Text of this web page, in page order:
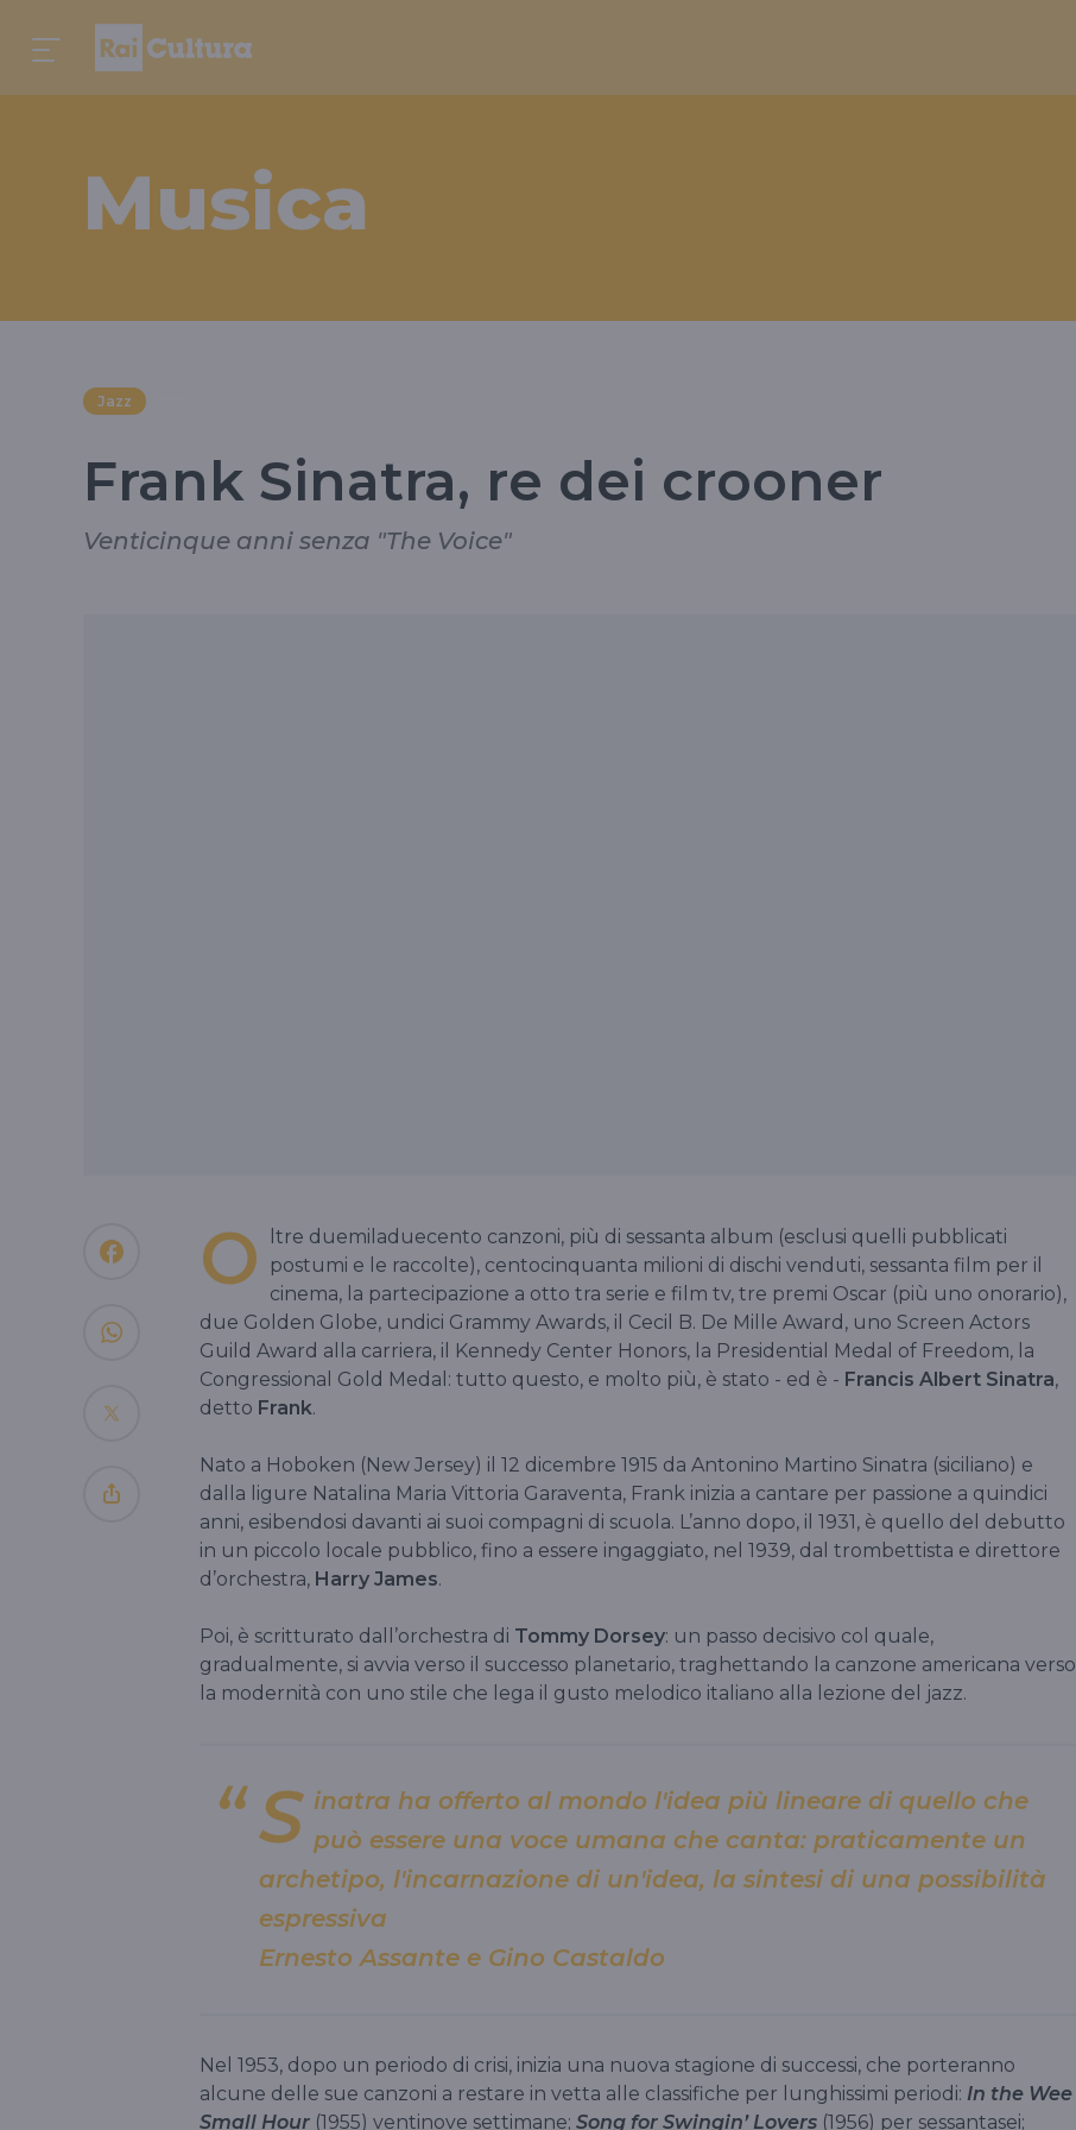
Musica
Jazz
Frank Sinatra, re dei crooner
Venticinque anni senza "The Voice"
O
ltre duemiladuecento canzoni, più di sessanta album (esclusi quelli pubblicati
postumi e le raccolte), centocinquanta milioni di dischi venduti, sessanta film per il
cinema, la partecipazione a otto tra serie e film tv, tre premi Oscar (più uno onorario),
due Golden Globe, undici Grammy Awards, il Cecil B. De Mille Award, uno Screen Actors
Guild Award alla carriera, il Kennedy Center Honors, la Presidential Medal of Freedom, la
Congressional Gold Medal: tutto questo, e molto più, è stato - ed è - Francis Albert Sinatra,
detto Frank.
Nato a Hoboken (New Jersey) il 12 dicembre 1915 da Antonino Martino Sinatra (siciliano) e
dalla ligure Natalina Maria Vittoria Garaventa, Frank inizia a cantare per passione a quindici
anni, esibendosi davanti ai suoi compagni di scuola. L’anno dopo, il 1931, è quello del debutto
in un piccolo locale pubblico, fino a essere ingaggiato, nel 1939, dal trombettista e direttore
d’orchestra, Harry James.
Poi, è scritturato dall’orchestra di Tommy Dorsey: un passo decisivo col quale,
gradualmente, si avvia verso il successo planetario, traghettando la canzone americana verso
la modernità con uno stile che lega il gusto melodico italiano alla lezione del jazz.
S inatra ha offerto al mondo l'idea più lineare di quello che
può essere una voce umana che canta: praticamente un
archetipo, l'incarnazione di un'idea, la sintesi di una possibilità
espressiva
Ernesto Assante e Gino Castaldo
Nel 1953, dopo un periodo di crisi, inizia una nuova stagione di successi, che porteranno
alcune delle sue canzoni a restare in vetta alle classifiche per lunghissimi periodi: In the Wee
Small Hour (1955) ventinove settimane; Song for Swingin’ Lovers (1956) per sessantasei;